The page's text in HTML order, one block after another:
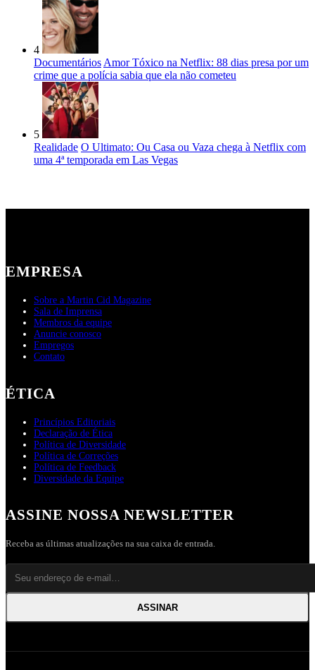
4
Documentários Amor Tóxico na Netflix: 88 dias presa por um
crime que a polícia sabia que ela não cometeu
5
Realidade O Ultimato: Ou Casa ou Vaza chega à Netflix com
uma 4ª temporada em Las Vegas
EMPRESA
Sobre a Martin Cid Magazine
Sala de Imprensa
Membros da equipe
Anuncie conosco
Empregos
Contato
ÉTICA
Princípios Editoriais
Declaração de Ética
Política de Diversidade
Política de Correções
Política de Feedback
Diversidade da Equipe
ASSINE NOSSA NEWSLETTER
Receba as últimas atualizações na sua caixa de entrada.
ASSINAR